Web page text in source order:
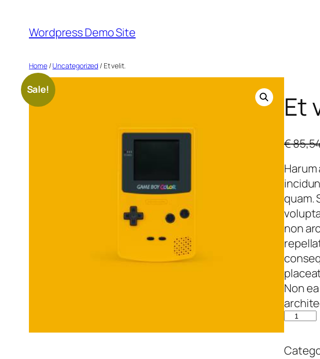
content
Wordpress Demo Site
Home/Uncategorized / Et velit.
Sale!
Et
€
quam.
non
Non
E
t
v